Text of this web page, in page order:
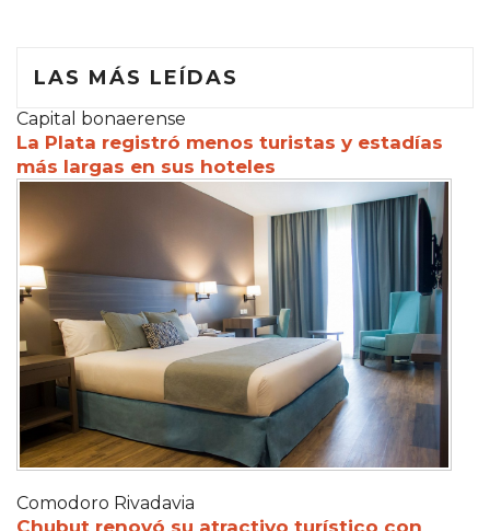
LAS MÁS LEÍDAS
Capital bonaerense
La Plata registró menos turistas y estadías
más largas en sus hoteles
Comodoro Rivadavia
Chubut renovó su atractivo turístico con